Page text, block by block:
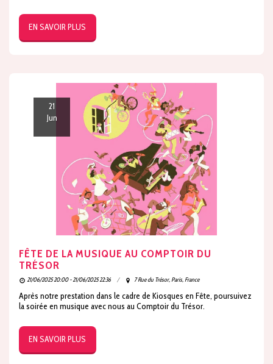
EN SAVOIR PLUS
21
Jun
FÊTE DE LA MUSIQUE AU COMPTOIR DU
TRÉSOR
21/06/2025 20:00 - 21/06/2025 22:36 7 Rue du Trésor, Paris, France
Après notre prestation dans le cadre de Kiosques en Fête, poursuivez
la soirée en musique avec nous au Comptoir du Trésor.
EN SAVOIR PLUS